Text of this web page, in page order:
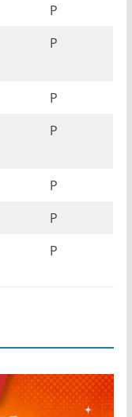
P
P
P
P
P
P
P